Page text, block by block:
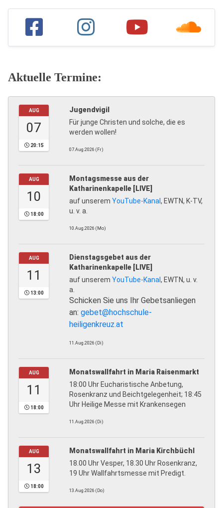
Aktuelle Termine:
AUG
07
20:15
Jugendvigil
Für junge Christen und solche, die es
werden wollen!
07.Aug.2026 (Fr)
AUG
10
18:00
Montagsmesse aus der
Katharinenkapelle [LIVE]
auf unserem YouTube-Kanal, EWTN, K-TV,
u. v. a.
10.Aug.2026 (Mo)
AUG
11
13:00
Dienstagsgebet aus der
Katharinenkapelle [LIVE]
auf unserem YouTube-Kanal, EWTN, u. v.
a.
Schicken Sie uns Ihr Gebetsanliegen
an: gebet@hochschule-
heiligenkreuz.at
11.Aug.2026 (Di)
AUG
11
18:00
Monatswallfahrt in Maria Raisenmarkt
18:00 Uhr Eucharistische Anbetung,
Rosenkranz und Beichtgelegenheit; 18:45
Uhr Heilige Messe mit Krankensegen
11.Aug.2026 (Di)
AUG
13
18:00
Monatswallfahrt in Maria Kirchbüchl
18.00 Uhr Vesper, 18.30 Uhr Rosenkranz,
19 Uhr Wallfahrtsmesse mit Predigt.
13.Aug.2026 (Do)